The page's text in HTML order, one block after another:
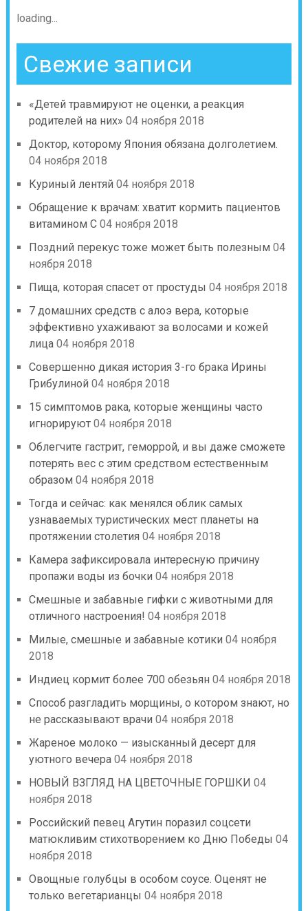
loading...
Свежие записи
«Детей травмируют не оценки, а реакция
родителей на них» 04 ноября 2018
Доктор, которому Япония обязана долголетием.
04 ноября 2018
Куриный лентяй 04 ноября 2018
Обращение к врачам: хватит кормить пациентов
витамином С 04 ноября 2018
Поздний перекус тоже может быть полезным 04
ноября 2018
Пища, которая спасет от простуды 04 ноября 2018
7 домашних средств с алоэ вера, которые
эффективно ухаживают за волосами и кожей
лица 04 ноября 2018
Совершенно дикая история 3-го брака Ирины
Грибулиной 04 ноября 2018
15 симптомов рака, которые женщины часто
игнорируют 04 ноября 2018
Облегчите гастрит, геморрой, и вы даже сможете
потерять вес с этим средством естественным
образом 04 ноября 2018
Тогда и сейчас: как менялся облик самых
узнаваемых туристических мест планеты на
протяжении столетия 04 ноября 2018
Камера зафиксировала интересную причину
пропажи воды из бочки 04 ноября 2018
Смешные и забавные гифки с животными для
отличного настроения! 04 ноября 2018
Милые, смешные и забавные котики 04 ноября
2018
Индиец кормит более 700 обезьян 04 ноября 2018
Способ разгладить морщины, о котором знают, но
не рассказывают врачи 04 ноября 2018
Жареное молоко — изысканный десерт для
уютного вечера 04 ноября 2018
НОВЫЙ ВЗГЛЯД НА ЦВЕТОЧНЫЕ ГОРШКИ 04
ноября 2018
Российский певец Агутин поразил соцсети
матюкливим стихотворением ко Дню Победы 04
ноября 2018
Овощные голубцы в особом соусе. Оценят не
только вегетарианцы 04 ноября 2018